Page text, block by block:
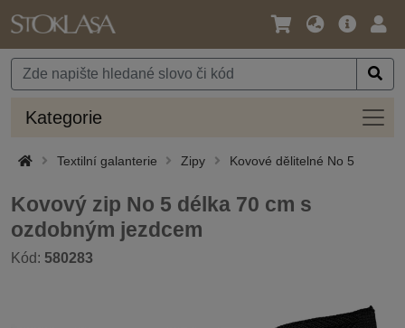
Jazyk
Měna
Hlavní
Kategorie
Textilní galanterie Zipy Kovové dělitelné No 5
Kovový zip No 5 délka 70 cm s
ozdobným jezdcem
Kód: 580283